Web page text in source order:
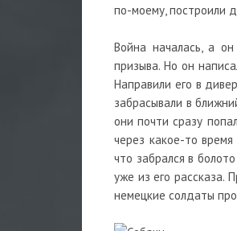
по-моему, построили
Война началась, а
призыва. Но он
Направили его в
забрасывали в
они почти сразу
через какое-то
что забрался в
уже из его рассказа.
немецкие солдаты